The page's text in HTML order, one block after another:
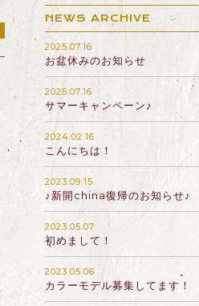
NEWS ARCHIVE
2025.07.16
お盆休みのお知らせ
2025.07.16
サマーキャンペーン♪
2024.02.16
こんにちは！
2023.09.15
♪新開china復帰のお知らせ♪
2023.05.07
初めまして！
2023.05.06
カラーモデル募集してます！